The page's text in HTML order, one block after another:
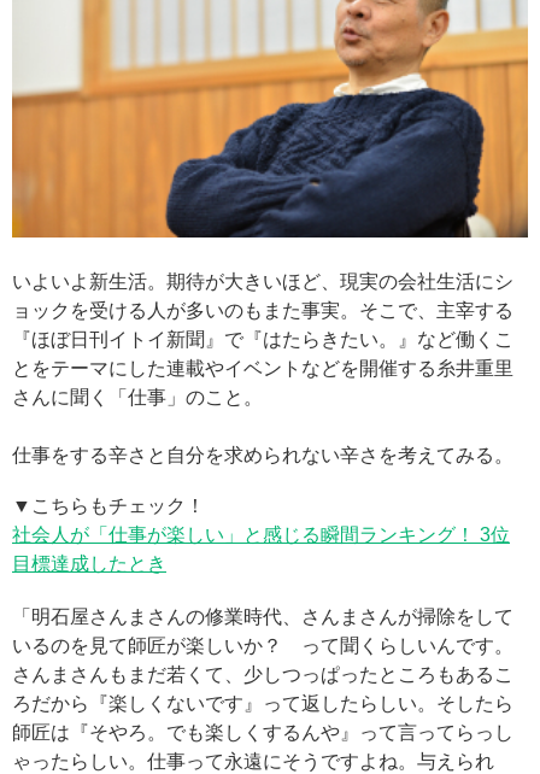
いよいよ新生活。期待が大きいほど、現実の会社生活にシ
ョックを受ける人が多いのもまた事実。そこで、主宰する
『ほぼ日刊イトイ新聞』で『はたらきたい。』など働くこ
とをテーマにした連載やイベントなどを開催する糸井重里
さんに聞く「仕事」のこと。
仕事をする辛さと自分を求められない辛さを考えてみる。
▼こちらもチェック！
社会人が「仕事が楽しい」と感じる瞬間ランキング！ 3位
目標達成したとき
「明石屋さんまさんの修業時代、さんまさんが掃除をして
いるのを見て師匠が楽しいか？ って聞くらしいんです。
さんまさんもまだ若くて、少しつっぱったところもあるこ
ろだから『楽しくないです』って返したらしい。そしたら
師匠は『そやろ。でも楽しくするんや』って言ってらっし
ゃったらしい。仕事って永遠にそうですよね。与えられ